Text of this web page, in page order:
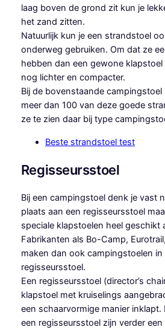
laag boven de grond zit kun je
het zand zitten.
Natuurlijk kun je een strandstoel
onderweg gebruiken. Om dat ze
hebben dan een gewone
nog lichter en compacter.
Bij de bovenstaande
meer dan 100 van deze goede
ze te zien daar bij type
Beste strandstoel test
Regisseursstoel
Bij een campingstoel denk je vast
plaats aan een regisseursstoel
speciale klapstoelen heel geschikt
Fabrikanten als Bo-Camp,
maken dan ook campingstoelen
regisseursstoel.
Een regisseursstoel (director’s
klapstoel met kruiselings
een schaarvormige manier inklapt.
een regisseursstoel zijn verder